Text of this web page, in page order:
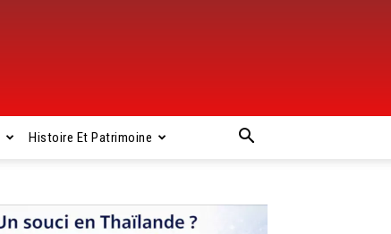
Histoire Et Patrimoine